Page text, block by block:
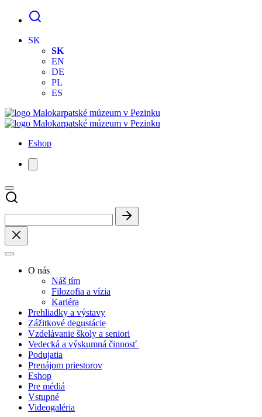
SK
SK
EN
DE
PL
ES
Eshop
O nás
Náš tím
Filozofia a vízia
Kariéra
Prehliadky a výstavy
Zážitkové degustácie
Vzdelávanie školy a seniori
Vedecká a výskumná činnosť
Podujatia
Prenájom priestorov
Eshop
Pre médiá
Vstupné
Videogaléria